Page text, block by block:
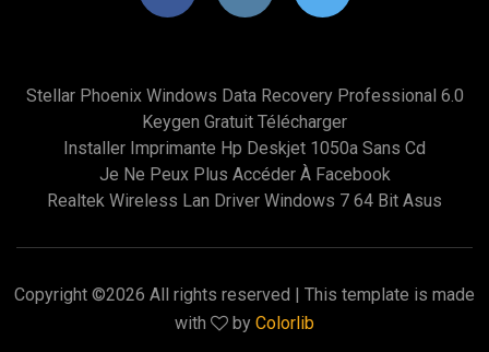
Stellar Phoenix Windows Data Recovery Professional 6.0
Keygen Gratuit Télécharger
Installer Imprimante Hp Deskjet 1050a Sans Cd
Je Ne Peux Plus Accéder À Facebook
Realtek Wireless Lan Driver Windows 7 64 Bit Asus
Copyright ©2026 All rights reserved | This template is made
with
by Colorlib